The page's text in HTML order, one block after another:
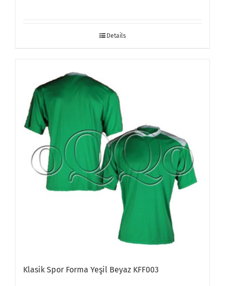
Details
Klasik Spor Forma Yeşil Beyaz KFF003